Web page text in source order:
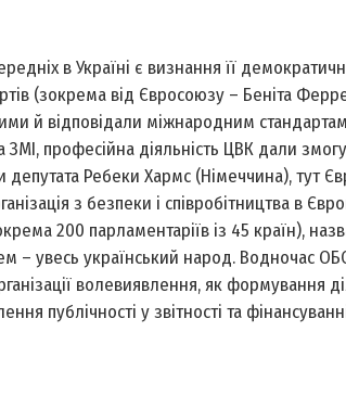
в Україні є визнання її
(зокрема від Євросоюзу – Беніта
й відповідали міжнародним
ЗМІ, професійна діяльність ЦВК дали змогу
Ребеки Хармс (Німеччина), тут
з безпеки і співробітництва в
200 парламентаріїв із 45 країн),
– увесь український народ. Водночас
волевиявлення, як формування
публічності у звітності та